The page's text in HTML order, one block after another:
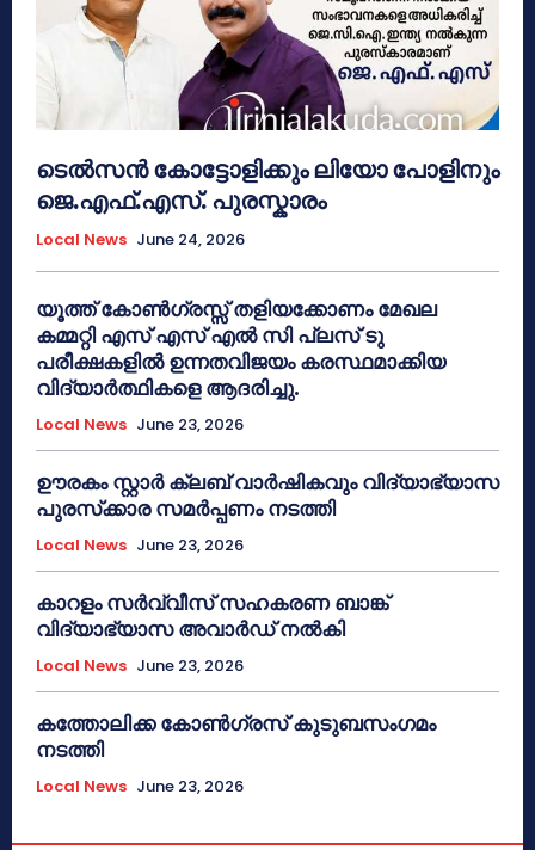
ടെൽസൻ കോട്ടോളിക്കും ലിയോ പോളിനും
ജെ.എഫ്.എസ്. പുരസ്കാരം
Local News June 24, 2026
യൂത്ത് കോൺഗ്രസ്സ് തളിയക്കോണം മേഖല
കമ്മറ്റി എസ് എസ് എൽ സി പ്ലസ് ടു
പരീക്ഷകളിൽ ഉന്നതവിജയം കരസ്ഥമാക്കിയ
വിദ്യാർത്ഥികളെ ആദരിച്ചു.
Local News June 23, 2026
ഊരകം സ്റ്റാർ ക്ലബ് വാർഷികവും വിദ്യാഭ്യാസ
പുരസ്‌ക്കാര സമർപ്പണം നടത്തി
Local News June 23, 2026
കാറളം സർവ്വീസ് സഹകരണ ബാങ്ക്
വിദ്യാഭ്യാസ അവാർഡ് നൽകി
Local News June 23, 2026
കത്തോലിക്ക കോൺഗ്രസ് കുടുബസംഗമം
നടത്തി
Local News June 23, 2026